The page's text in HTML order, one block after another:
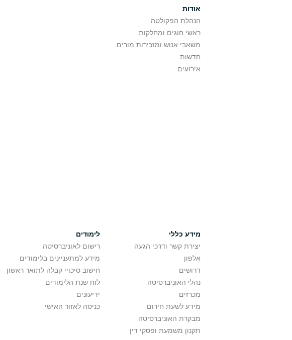
אודות
הנהלת הפקולטה
ראשי חוגים ומחלקות
משאבי אנוש ומזכירות מורים
חדשות
אירועים
מידע כללי
יצירת קשר ודרכי הגעה
אלפון
דרושים
נהלי האוניברסיטה
מכרזים
מידע לשעת חירום
מבקרת האוניברסיטה
תקנון משמעת ופסקי דין
לימודים
רישום לאוניברסיטה
מידע למתעניינים בלימודים
חישוב סיכויי קבלה לתואר ראשון
לוח שנת הלימודים
ידיעונים
כניסה לאזור האישי